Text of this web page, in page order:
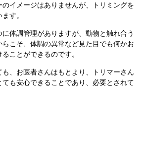
イメージはありませんが、トリミングを
す。
に体調管理がありますが、動物と触れ合う
こそ、体調の異常など見た目でも何かお
ことができるのです。
、お医者さんはもとより、トリマーさん
も安心できることであり、必要とされて